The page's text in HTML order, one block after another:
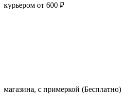
курьером от 600 ₽
магазина, с примеркой (Бесплатно)